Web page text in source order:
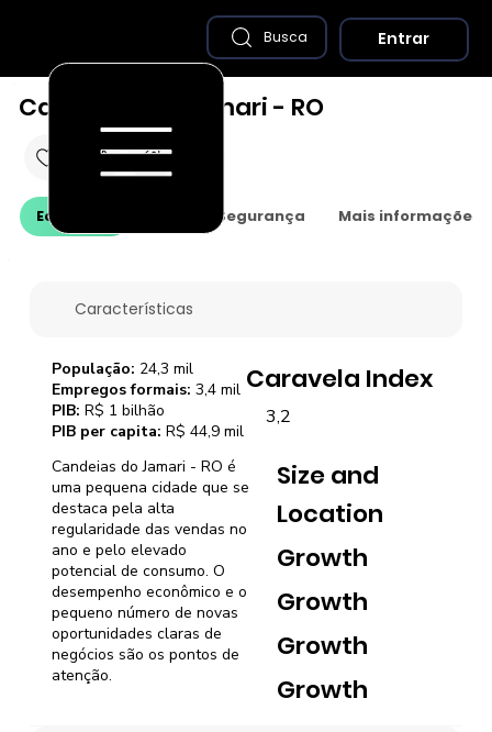
Características
Candeias do Jamari - RO é
uma pequena cidade que se
destaca pela alta
regularidade das vendas no
ano e pelo elevado
potencial de consumo. O
desempenho econômico e o
pequeno número de novas
oportunidades claras de
negócios são os pontos de
atenção.
Caravela Index
3,2
Size and
Location
Growth
Growth
Growth
Growth
População: 24,3 mil
Empregos formais: 3,4 mil
PIB: R$ 1 bilhão
PIB per capita: R$ 44,9 mil
Economia Saúde e Segurança Mais informações
Candeias do Jamari - RO
Busca Entrar